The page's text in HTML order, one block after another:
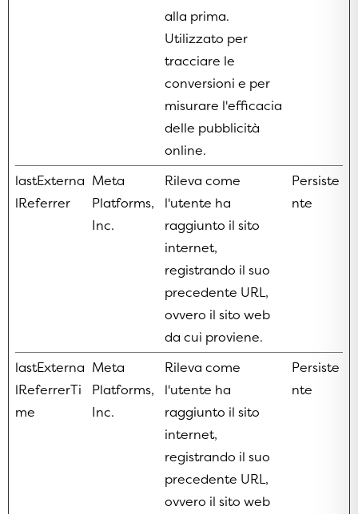
alla prima.
Utilizzato per
tracciare le
conversioni e per
misurare l'efficacia
delle pubblicità
online.
lastExterna
lReferrer
Meta
Platforms,
Inc.
Rileva come
l'utente ha
raggiunto il sito
internet,
registrando il suo
precedente URL,
ovvero il sito web
da cui proviene.
Persiste
nte
lastExterna
lReferrerTi
me
Meta
Platforms,
Inc.
Rileva come
l'utente ha
raggiunto il sito
internet,
registrando il suo
precedente URL,
ovvero il sito web
Persiste
nte